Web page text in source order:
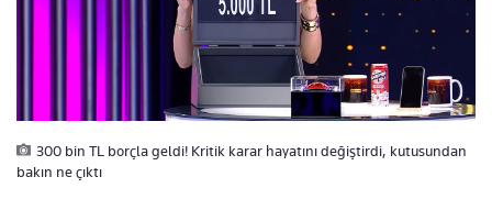
300 bin TL borçla geldi! Kritik karar hayatını değiştirdi, kutusundan
bakın ne çıktı